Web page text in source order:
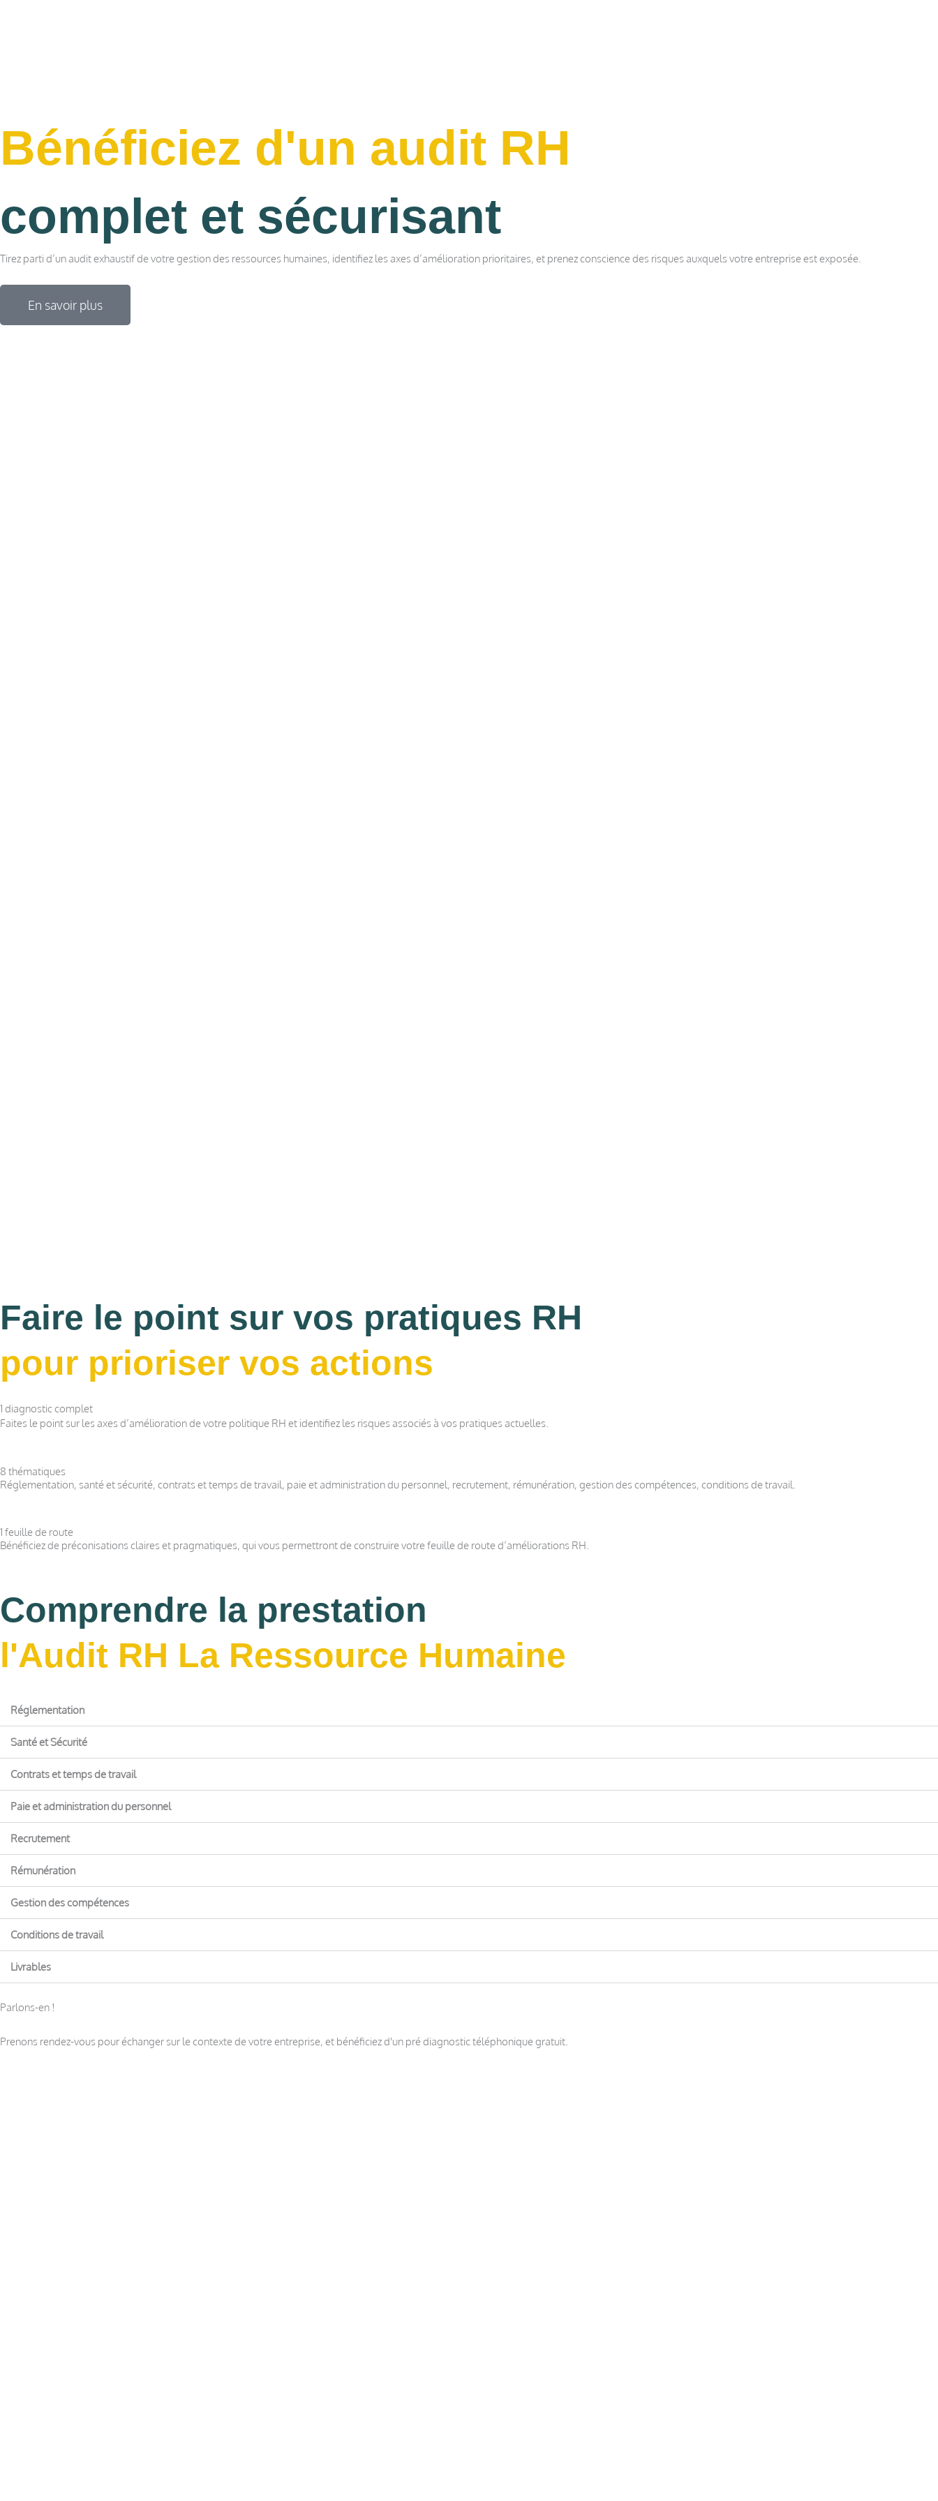
Bénéficiez d'un audit RH
complet et sécurisant
Tirez parti d’un audit exhaustif de votre gestion des ressources humaines, identifiez les axes d’amélioration prioritaires, et prenez conscience des risques auxquels votre entreprise est exposée.
En savoir plus
Faire le point sur vos pratiques RH
pour prioriser vos actions
1 diagnostic complet
Faites le point sur les axes d’amélioration de votre politique RH et identifiez les risques associés à vos pratiques actuelles.
8 thématiques
Réglementation, santé et sécurité, contrats et temps de travail, paie et administration du personnel, recrutement, rémunération, gestion des compétences, conditions de travail.
1 feuille de route
Bénéficiez de préconisations claires et pragmatiques, qui vous permettront de construire votre feuille de route d’améliorations RH.
Comprendre la prestation
l'Audit RH La Ressource Humaine
Réglementation
Santé et Sécurité
Contrats et temps de travail
Paie et administration du personnel
Recrutement
Rémunération
Gestion des compétences
Conditions de travail
Livrables
Parlons-en !
Prenons rendez-vous pour échanger sur le contexte de votre entreprise, et bénéficiez d'un pré diagnostic téléphonique gratuit.